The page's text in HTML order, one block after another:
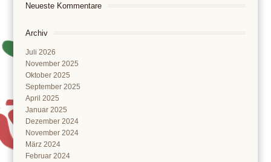
Neueste Kommentare
Archiv
Juli 2026
November 2025
Oktober 2025
September 2025
April 2025
Januar 2025
Dezember 2024
November 2024
März 2024
Februar 2024